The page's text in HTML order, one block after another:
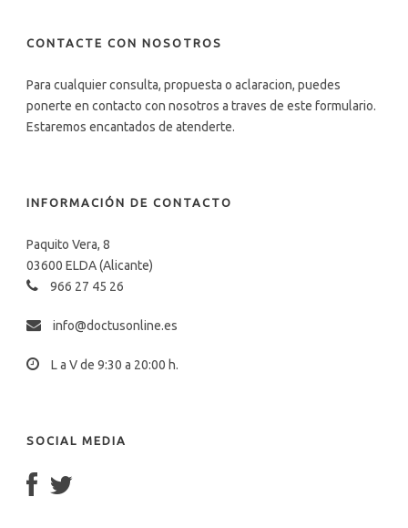
CONTACTE CON NOSOTROS
Para cualquier consulta, propuesta o aclaracion, puedes
ponerte en contacto con nosotros a traves de este formulario.
Estaremos encantados de atenderte.
INFORMACIÓN DE CONTACTO
Paquito Vera, 8
03600 ELDA (Alicante)
966 27 45 26
info@doctusonline.es
L a V de 9:30 a 20:00 h.
SOCIAL MEDIA